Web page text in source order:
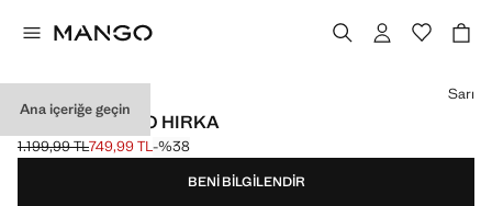
Ana içeriğe geçin
İŞLEMELI TRIKO HIRKA
Üstü çizili ilk fiyat [1.199,99 TL ]
1.199,99 TL
Güncel fiyat [749,99 TL ]
749,99 TL-%38
Bir renk seçin
Sarı
BENI BILGILENDIR